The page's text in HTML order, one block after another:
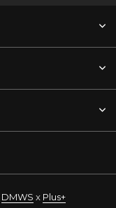
DMWS x Plus+